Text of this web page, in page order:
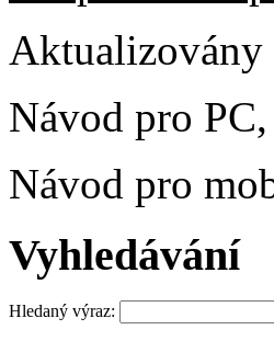
Návod pro
Návod pro
Vyhledávání
Hledaný výraz: